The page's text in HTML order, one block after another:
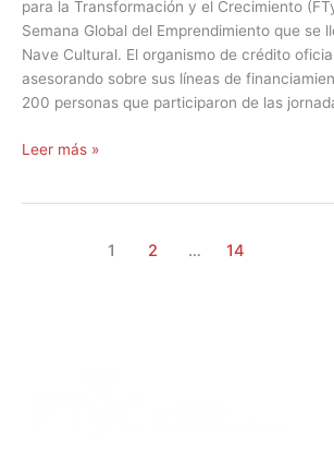
para la Transformación y el Crecimiento
Semana Global del Emprendimiento que se
Nave Cultural. El organismo de crédito
asesorando sobre sus líneas de
200 personas que participaron de las
Leer más »
1 2 … 14